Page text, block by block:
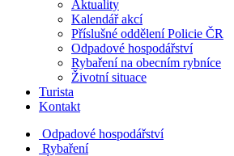
Aktuality
Kalendář akcí
Příslušné oddělení Policie ČR
Odpadové hospodářství
Rybaření na obecním rybníce
Životní situace
Turista
Kontakt
Odpadové hospodářství
Rybaření